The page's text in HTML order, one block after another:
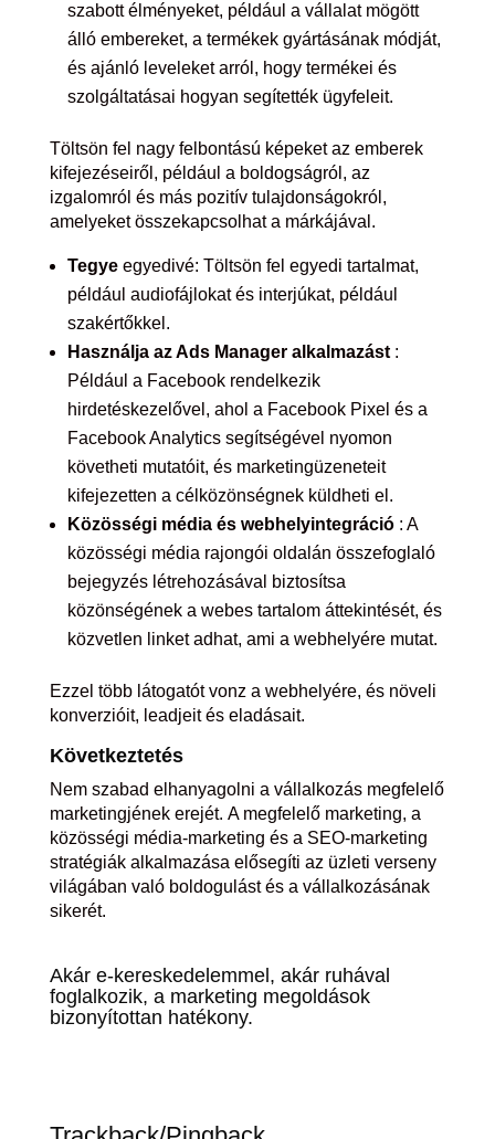
szabott élményeket, például a vállalat mögött
álló embereket, a termékek gyártásának módját,
és ajánló leveleket arról, hogy termékei és
szolgáltatásai hogyan segítették ügyfeleit.
Töltsön fel nagy felbontású képeket az emberek
kifejezéseiről, például a boldogságról, az
izgalomról és más pozitív tulajdonságokról,
amelyeket összekapcsolhat a márkájával.
Tegyeegyedivé: Töltsön fel egyedi tartalmat,
például audiofájlokat és interjúkat, például
szakértőkkel.
Használja az Ads Manager alkalmazást:
Például a Facebook rendelkezik
hirdetéskezelővel, ahol a Facebook Pixel és a
Facebook Analytics segítségével nyomon
követheti mutatóit, és marketingüzeneteit
kifejezetten a célközönségnek küldheti el.
Közösségi média és webhelyintegráció: A
közösségi média rajongói oldalán összefoglaló
bejegyzés létrehozásával biztosítsa
közönségének a webes tartalom áttekintését, és
közvetlen linket adhat, ami a webhelyére mutat.
Ezzel több látogatót vonz a webhelyére, és növeli
konverzióit, leadjeit és eladásait.
Következtetés
Nem szabad elhanyagolni a vállalkozás megfelelő
marketingjének erejét. A megfelelő marketing, a
közösségi média-marketing és a SEO-marketing
stratégiák alkalmazása elősegíti az üzleti verseny
világában való boldogulást és a vállalkozásának
sikerét.
Akár e-kereskedelemmel, akár ruhával
foglalkozik, a marketing megoldások
bizonyítottan hatékony.